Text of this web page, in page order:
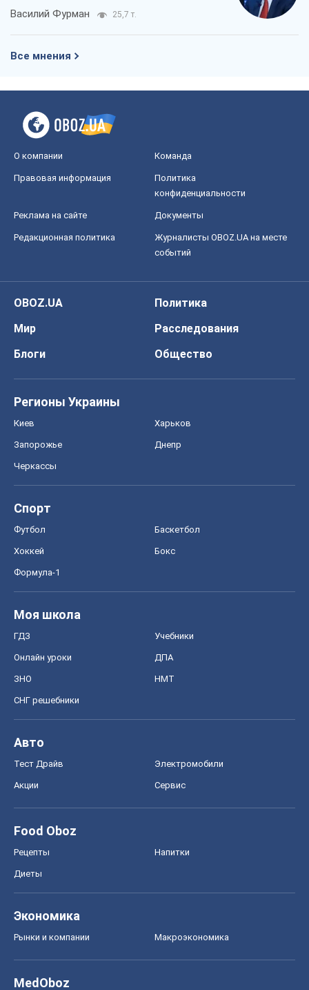
Василий Фурман 25,7 т.
Все мнения
О компании Команда
Правовая информация
Политика
конфиденциальности
Реклама на сайте Документы
Редакционная политика
Журналисты OBOZ.UA на месте
событий
OBOZ.UA
Политика
Мир
Расследования
Блоги
Общество
Регионы Украины
Киев Харьков
Запорожье Днепр
Черкассы
Спорт
Футбол Баскетбол
Хоккей Бокс
Формула-1
Моя школа
ГДЗ Учебники
Онлайн уроки ДПА
ЗНО НМТ
СНГ решебники
Авто
Тест Драйв Электромобили
Акции Сервис
Food Oboz
Рецепты Напитки
Диеты
Экономика
Рынки и компании Mакроэкономика
MedOboz